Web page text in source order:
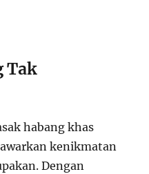
Tak
habang khas
kenikmatan
Dengan